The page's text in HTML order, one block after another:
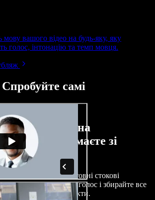
мову вашого відео на будь-яку, яку
голос, інтонацію та темп мовця.
Спробуйте самі
частина
які ви отримаєте зі
додавайте безкоштовні стокові
відео, клонуйте свій голос і збирайте все
аудіо- та відеопроєкти.